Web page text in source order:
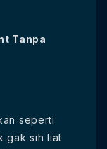
Tanpa
seperti
gak sih liat